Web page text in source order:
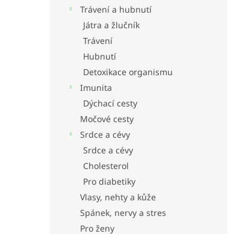
Trávení a hubnutí
Játra a žlučník
Trávení
Hubnutí
Detoxikace organismu
Imunita
Dýchací cesty
Močové cesty
Srdce a cévy
Srdce a cévy
Cholesterol
Pro diabetiky
Vlasy, nehty a kůže
Spánek, nervy a stres
Pro ženy